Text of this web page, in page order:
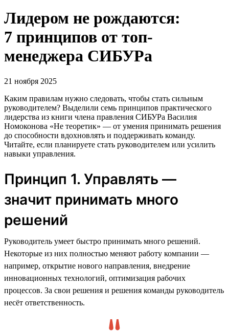
Лидером не рождаются:
7 принципов от топ-
менеджера СИБУРа
21 ноября 2025
Каким правилам нужно следовать, чтобы стать сильным
руководителем? Выделили семь принципов практического
лидерства из книги члена правления СИБУРа Василия
Номоконова «Не теоретик» — от умения принимать решения
до способности вдохновлять и поддерживать команду.
Читайте, если планируете стать руководителем или усилить
навыки управления.
Принцип 1. Управлять —
значит принимать много
решений
Руководитель умеет быстро принимать много решений.
Некоторые из них полностью меняют работу компании —
например, открытие нового направления, внедрение
инновационных технологий, оптимизация рабочих
процессов. За свои решения и решения команды руководитель
несёт ответственность.